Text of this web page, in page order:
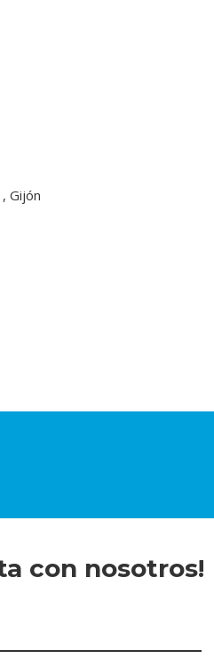
Gijón
con nosotros!